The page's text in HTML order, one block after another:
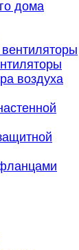
дома
воздуха